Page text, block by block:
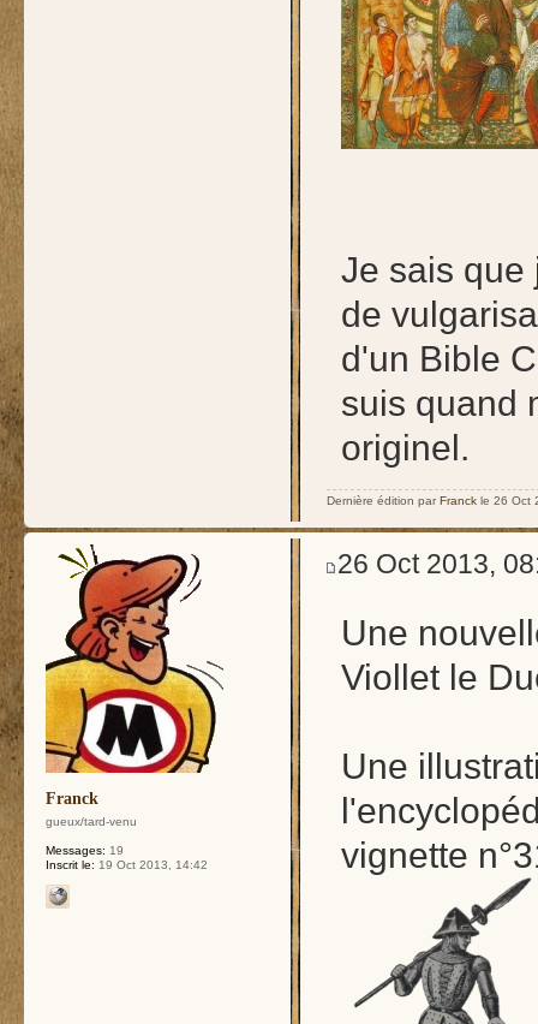
Je sais que
de
d'un Bible
suis quand
originel.
Dernière édition par Franck le 26 Oct
Franck
gueux/tard-venu
Messages: 19
Inscrit le: 19 Oct 2013, 14:42
26 Oct 2013,
Une
Viollet le
Une
vignette